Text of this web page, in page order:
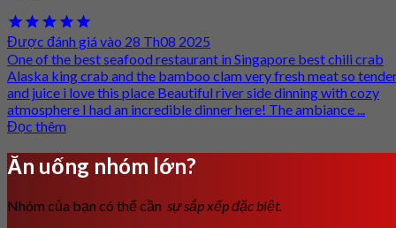
Được đánh giá vào 28 Th08 2025
One of the best seafood restaurant in Singapore best chili crab
Alaska king crab and the bamboo clam very fresh meat so
and juice i love this place Beautiful river side dinning with cozy
atmosphere I had an incredible dinner here! The ambiance ...
Đọc thêm
Ăn uống nhóm lớn?
Nhóm của bạn có thể cần sự sắp xếp đặc biệt.